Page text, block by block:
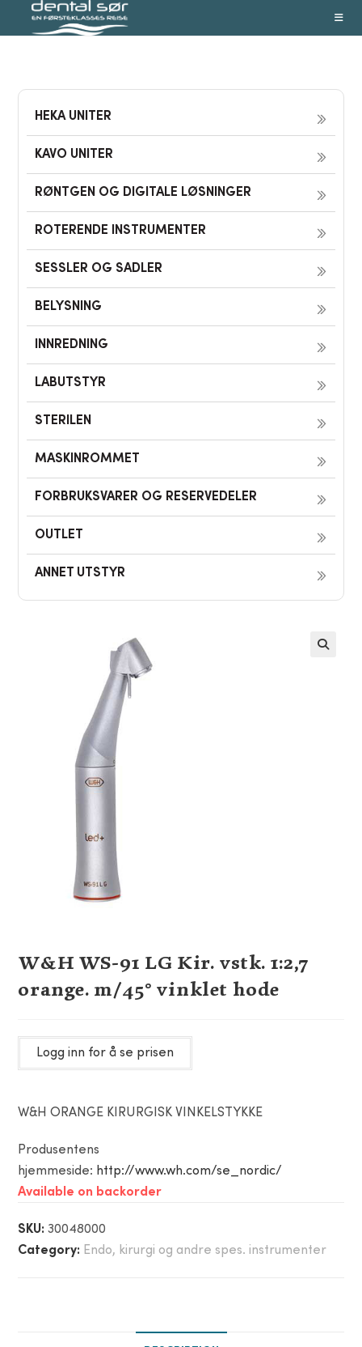
HEKA UNITER
KAVO UNITER
RØNTGEN OG DIGITALE LØSNINGER
ROTERENDE INSTRUMENTER
SESSLER OG SADLER
BELYSNING
INNREDNING
LABUTSTYR
STERILEN
MASKINROMMET
FORBRUKSVARER OG RESERVEDELER
OUTLET
ANNET UTSTYR
W&H WS-91 LG Kir. vstk. 1:2,7
orange. m/45° vinklet hode
Logg inn for å se prisen
W&H ORANGE KIRURGISK VINKELSTYKKE
Produsentens
hjemmeside: http://www.wh.com/se_nordic/
Available on backorder
SKU:30048000
Category: Endo, kirurgi og andre spes. instrumenter